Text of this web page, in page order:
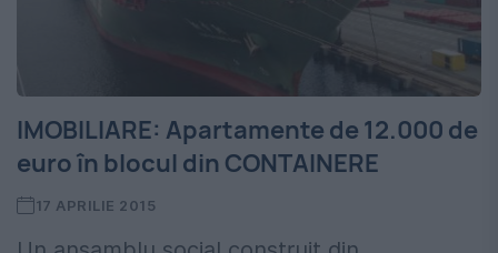
IMOBILIARE: Apartamente de 12.000 de
euro în blocul din CONTAINERE
17 APRILIE 2015